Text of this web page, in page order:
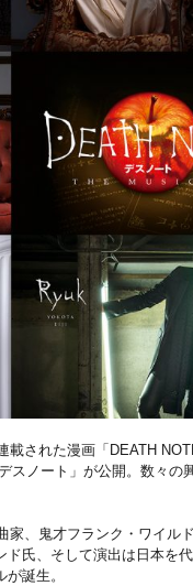
載された漫画「DEATH
スノート」が公開。数々
家、鬼才フランク・ワイル
氏、そして演出は日本を
誕生。